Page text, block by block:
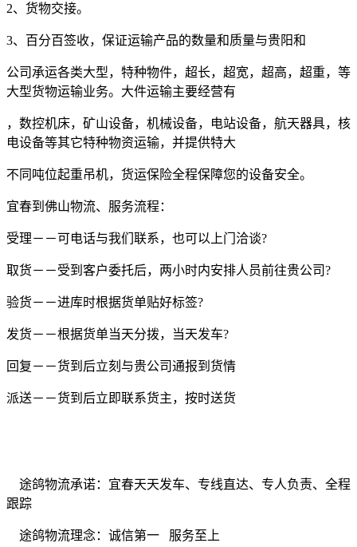
2、货物交接。
3、百分百签收，保证运输产品的数量和质量与贵阳和
公司承运各类大型，特种物件，超长，超宽，超高，超重，等
大型货物运输业务。大件运输主要经营有
，数控机床，矿山设备，机械设备，电站设备，航天器具，核
电设备等其它特种物资运输，并提供特大
不同吨位起重吊机，货运保险全程保障您的设备安全。
宜春到佛山物流、服务流程：
受理－－可电话与我们联系，也可以上门洽谈?
取货－－受到客户委托后，两小时内安排人员前往贵公司?
验货－－进库时根据货单贴好标签?
发货－－根据货单当天分拨，当天发车?
回复－－货到后立刻与贵公司通报到货情
派送－－货到后立即联系货主，按时送货
途鸽物流承诺：宜春天天发车、专线直达、专人负责、全程
跟踪
途鸽物流理念：诚信第一 服务至上